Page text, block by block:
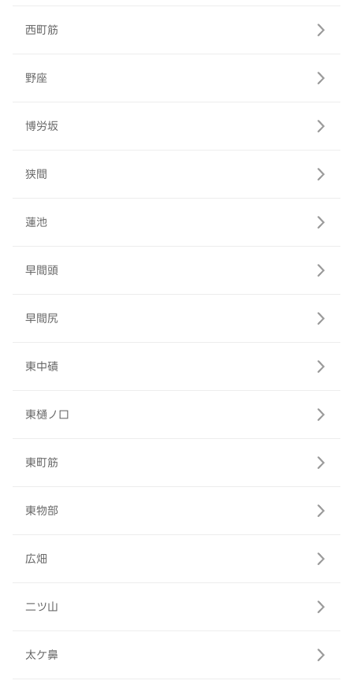
西町筋
野座
博労坂
狭間
蓮池
早間頭
早間尻
東中磧
東樋ノ口
東町筋
東物部
広畑
二ツ山
太ケ鼻